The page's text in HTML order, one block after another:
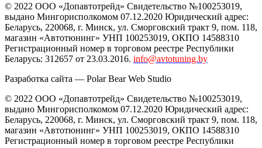
© 2022 ООО «Допавтотрейд» Свидетельство №100253019,
выдано Мингорисполкомом 07.12.2020 Юридический адрес:
Беларусь, 220068, г. Минск, ул. Сморговский тракт 9, пом. 118,
магазин «Автотюнинг» УНП 100253019, ОКПО 14588310
Регистрационный номер в торговом реестре Республики
Беларусь: 312657 от 23.03.2016. info@avtotuning.by
Разработка сайта — Polar Bear Web Studio
© 2022 ООО «Допавтотрейд» Свидетельство №100253019,
выдано Мингорисполкомом 07.12.2020 Юридический адрес:
Беларусь, 220068, г. Минск, ул. Сморговский тракт 9, пом. 118,
магазин «Автотюнинг» УНП 100253019, ОКПО 14588310
Регистрационный номер в торговом реестре Республики